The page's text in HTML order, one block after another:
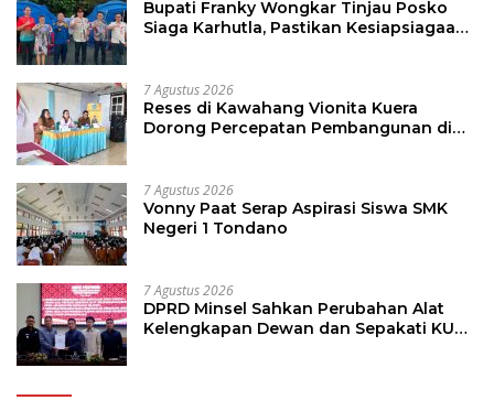
Bupati Franky Wongkar Tinjau Posko
Siaga Karhutla, Pastikan Kesiapsiagaan
7 Agustus 2026
Reses di Kawahang Vionita Kuera
Dorong Percepatan Pembangunan di
7 Agustus 2026
Vonny Paat Serap Aspirasi Siswa SMK
Negeri 1 Tondano
7 Agustus 2026
DPRD Minsel Sahkan Perubahan Alat
Kelengkapan Dewan dan Sepakati KUA-